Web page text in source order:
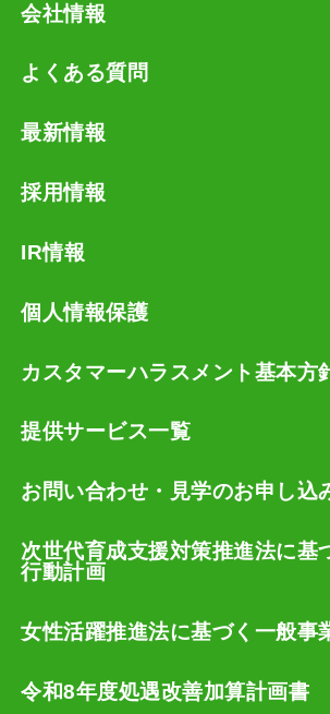
会社情報
よくある質問
最新情報
採用情報
IR情報
個人情報保護
カスタマーハラスメント基本方
提供サービス一覧
お問い合わせ・見学のお申し込
次世代育成支援対策推進法に基
行動計画
女性活躍推進法に基づく一般事
令和8年度処遇改善加算計画書